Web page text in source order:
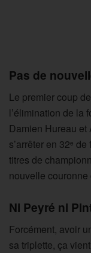
Pas de
Le premier coup
l’élimination de la
Damien Hureau
s’arrêter en 32e de
titres de
nouvelle
Ni Peyré ni
Forcément, avoir
sa triplette, ça